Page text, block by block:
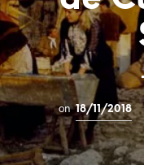
on 18/11/2018